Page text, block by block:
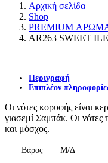
Αρχική σελίδα
Shop
PREMIUM
AR263 SWEET
Περιγραφή
Επιπλέον
Οι νότες κορυφής είναι
γιασεμί Σαμπάκ. Οι νότες
και μόσχος.
Βάρος Μ/Δ